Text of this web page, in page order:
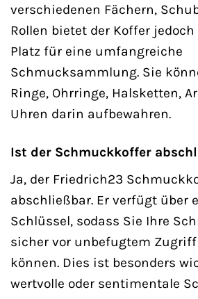
verschiedenen Fächern,
Rollen bietet der Koffer
Platz für eine umfangreiche
Schmucksammlung. Sie
Ringe, Ohrringe, Halsketten,
Uhren darin aufbewahren.
Ist der Schmuckkoffer
Ja, der Friedrich23
abschließbar. Er verfügt über
Schlüssel, sodass Sie Ihre
sicher vor unbefugtem
können. Dies ist besonders
wertvolle oder sentimentale